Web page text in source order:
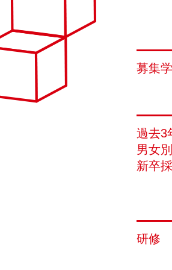
募集
過去3
男女別
新卒
研修